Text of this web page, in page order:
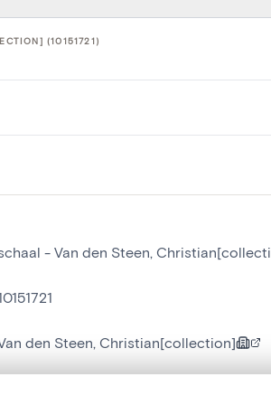
(10151721)
- Van den Steen,
den Steen, Christian[collection]